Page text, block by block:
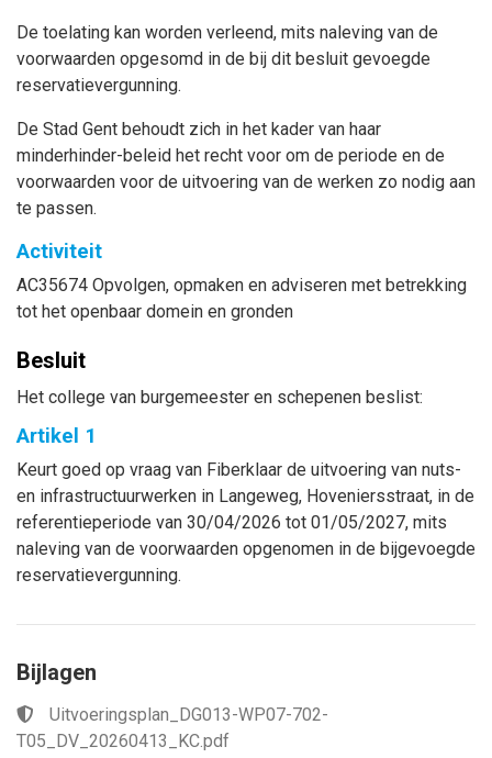
De toelating kan worden verleend, mits naleving van de
voorwaarden opgesomd in de bij dit besluit gevoegde
reservatievergunning.
De Stad Gent behoudt zich in het kader van haar
minderhinder-beleid het recht voor om de periode en de
voorwaarden voor de uitvoering van de werken zo nodig aan
te passen.
Activiteit
AC35674 Opvolgen, opmaken en adviseren met betrekking
tot het openbaar domein en gronden
Besluit
Het college van burgemeester en schepenen beslist:
Artikel 1
Keurt goed op vraag van Fiberklaar de uitvoering van nuts-
en infrastructuurwerken in Langeweg, Hoveniersstraat, in de
referentieperiode van 30/04/2026 tot 01/05/2027, mits
naleving van de voorwaarden opgenomen in de bijgevoegde
reservatievergunning.
Bijlagen
Uitvoeringsplan_DG013-WP07-702-
T05_DV_20260413_KC.pdf